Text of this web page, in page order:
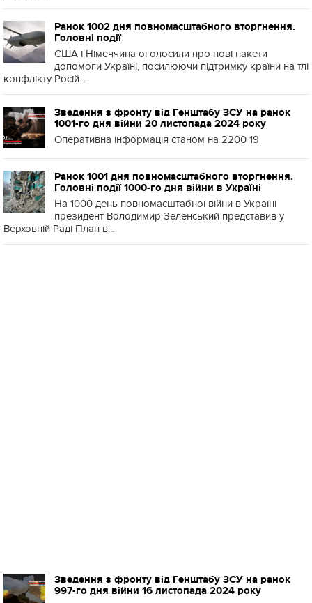
Ранок 1002 дня повномасштабного вторгнення.
Головні події
США і Німеччина оголосили про нові пакети
допомоги Україні, посилюючи підтримку країни на тлі
конфлікту Росій...
Зведення з фронту від Генштабу ЗСУ на ранок
1001-го дня війни 20 листопада 2024 року
Оперативна інформація станом на 2200 19
Ранок 1001 дня повномасштабного вторгнення.
Головні події 1000-го дня війни в Україні
На 1000 день повномасштабної війни в Україні
президент Володимир Зеленський представив у
Верховній Раді План в...
Зведення з фронту від Генштабу ЗСУ на ранок
997-го дня війни 16 листопада 2024 року